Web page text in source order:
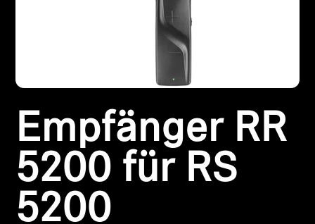
Kopfhörer-Ersatzteile & Zubehör
Hearing
TV-Kopfhörer
Ressourcen zum Thema Hören
Empfänger RR
5200 für RS
5200